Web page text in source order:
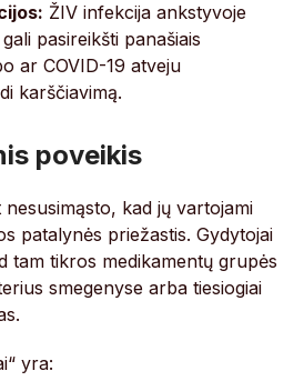
ŽIV infekcija ankstyvoje
pasireikšti panašiais
ar COVID-19 atveju
karščiavimą.
poveikis
kad jų vartojami
patalynės priežastis. Gydytojai
tam tikros medikamentų grupės
smegenyse arba tiesiogiai
yra: